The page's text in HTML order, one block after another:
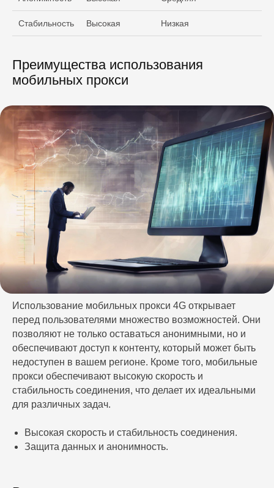
Стабильность Высокая Низкая
Преимущества использования
мобильных прокси
Использование мобильных прокси 4G открывает
перед пользователями множество возможностей. Они
позволяют не только оставаться анонимными, но и
обеспечивают доступ к контенту, который может быть
недоступен в вашем регионе. Кроме того, мобильные
прокси обеспечивают высокую скорость и
стабильность соединения, что делает их идеальными
для различных задач.
Высокая скорость и стабильность соединения.
Защита данных и анонимность.